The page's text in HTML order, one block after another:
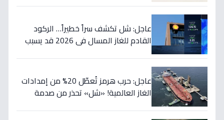
عاجل: شل تكشف سراً خطيراً… الركود
القادم للغاز المسال في 2026 قد يسبب
عاجل: حرب هرمز تُعطّل 20% من إمدادات
الغاز العالمية! «شل» تحذر من صدمة